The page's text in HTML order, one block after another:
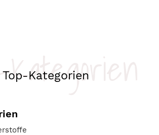
Top-Kategorien
Kategorien